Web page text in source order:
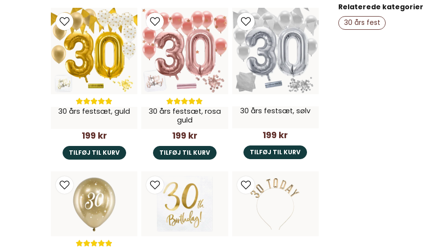
Ja, du kan
30 års festsæt, guld
199 kr
TILFØJ TIL KURV
30 års festsæt, rosa
guld
199 kr
TILFØJ TIL KURV
30 års festsæt, sølv
199 kr
TILFØJ TIL KURV
Relaterede kategorier
30 års fest